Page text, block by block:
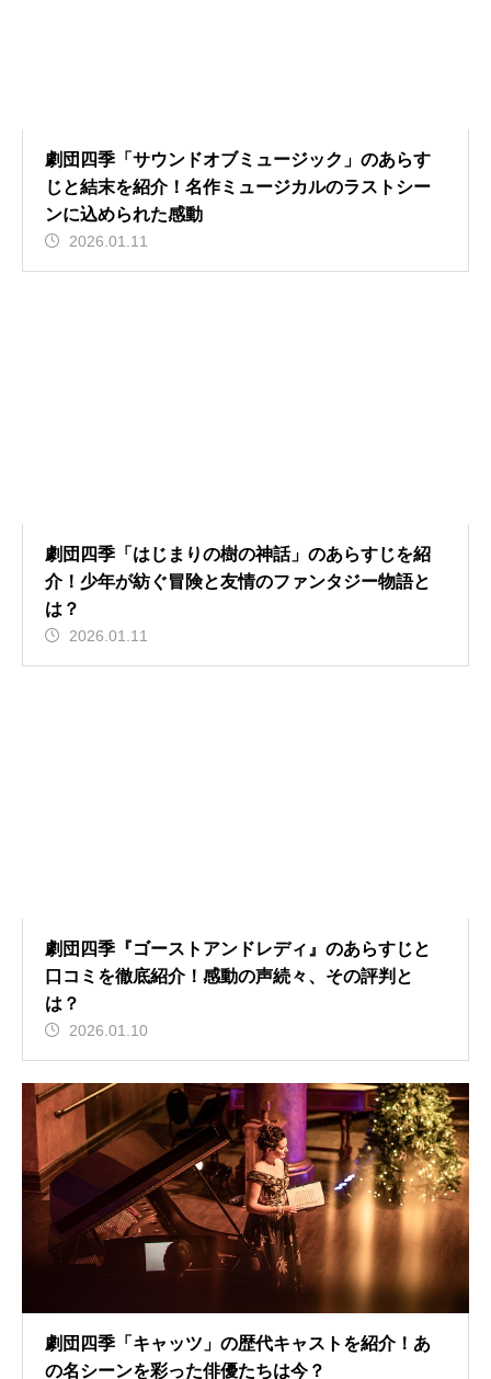
劇団四季「サウンドオブミュージック」のあらす
じと結末を紹介！名作ミュージカルのラストシー
ンに込められた感動
2026.01.11
劇団四季「はじまりの樹の神話」のあらすじを紹
介！少年が紡ぐ冒険と友情のファンタジー物語と
は？
2026.01.11
劇団四季『ゴーストアンドレディ』のあらすじと
口コミを徹底紹介！感動の声続々、その評判と
は？
2026.01.10
劇団四季「キャッツ」の歴代キャストを紹介！あ
の名シーンを彩った俳優たちは今？